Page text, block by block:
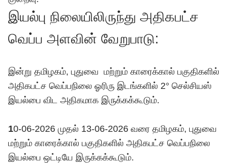
இயல்பு நிலையிலிருந்து அதிகபட்ச
வெப்ப அளவின் வேறுபாடு:
இன்று தமிழகம், புதுவை மற்றும் காரைக்கால் பகுதிகளில்
அதிகபட்ச வெப்பநிலை ஓரிரு இடங்களில் 2° செல்சியஸ்
இயல்பை விட அதிகமாக இருக்கக்கூடும்.
10-06-2026 முதல் 13-06-2026 வரை தமிழகம், புதுவை
மற்றும் காரைக்கால் பகுதிகளில் அதிகபட்ச வெப்பநிலை
இயல்பை ஒட்டியே இருக்கக்கூடும்.